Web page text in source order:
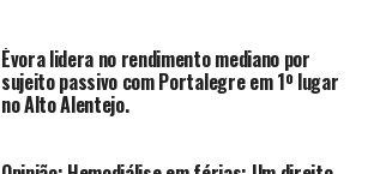
Évora lidera no rendimento mediano por
sujeito passivo com Portalegre em 1º lugar
no Alto Alentejo.